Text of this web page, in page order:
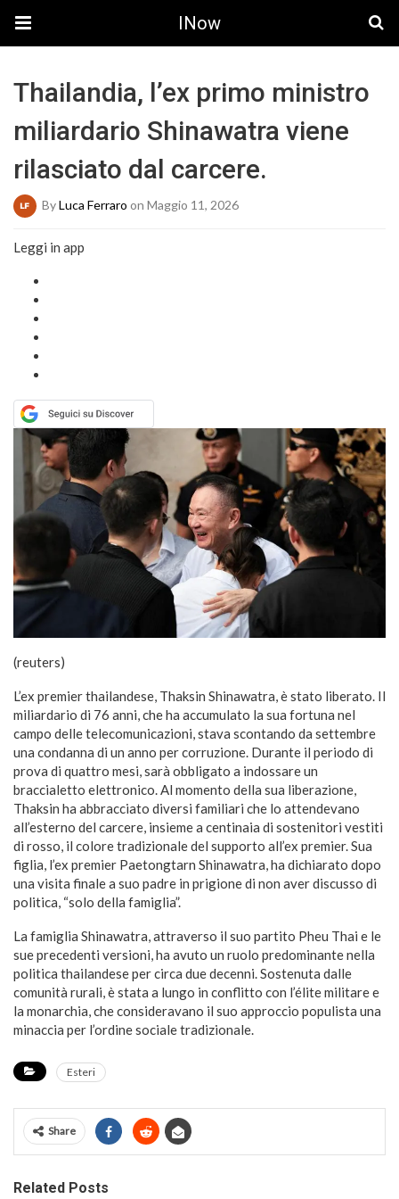
INow
Thailandia, l’ex primo ministro
miliardario Shinawatra viene
rilasciato dal carcere.
ByLuca Ferraro on Maggio 11, 2026
Leggi in app
(reuters)
L’ex premier thailandese, Thaksin Shinawatra, è stato liberato. Il
miliardario di 76 anni, che ha accumulato la sua fortuna nel
campo delle telecomunicazioni, stava scontando da settembre
una condanna di un anno per corruzione. Durante il periodo di
prova di quattro mesi, sarà obbligato a indossare un
braccialetto elettronico. Al momento della sua liberazione,
Thaksin ha abbracciato diversi familiari che lo attendevano
all’esterno del carcere, insieme a centinaia di sostenitori vestiti
di rosso, il colore tradizionale del supporto all’ex premier. Sua
figlia, l’ex premier Paetongtarn Shinawatra, ha dichiarato dopo
una visita finale a suo padre in prigione di non aver discusso di
politica, “solo della famiglia”.
La famiglia Shinawatra, attraverso il suo partito Pheu Thai e le
sue precedenti versioni, ha avuto un ruolo predominante nella
politica thailandese per circa due decenni. Sostenuta dalle
comunità rurali, è stata a lungo in conflitto con l’élite militare e
la monarchia, che consideravano il suo approccio populista una
minaccia per l’ordine sociale tradizionale.
Esteri
Share
Related Posts